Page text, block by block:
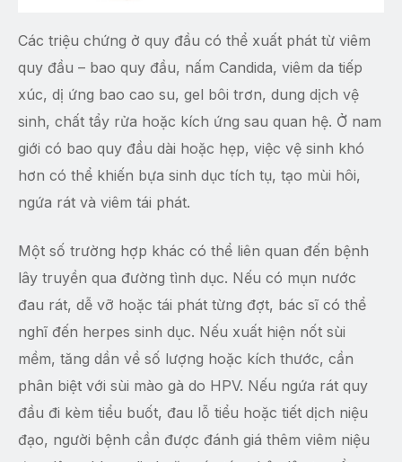
Các triệu chứng ở quy đầu có thể xuất phát từ viêm
quy đầu – bao quy đầu, nấm Candida, viêm da tiếp
xúc, dị ứng bao cao su, gel bôi trơn, dung dịch vệ
sinh, chất tẩy rửa hoặc kích ứng sau quan hệ. Ở nam
giới có bao quy đầu dài hoặc hẹp, việc vệ sinh khó
hơn có thể khiến bựa sinh dục tích tụ, tạo mùi hôi,
ngứa rát và viêm tái phát.
Một số trường hợp khác có thể liên quan đến bệnh
lây truyền qua đường tình dục. Nếu có mụn nước
đau rát, dễ vỡ hoặc tái phát từng đợt, bác sĩ có thể
nghĩ đến herpes sinh dục. Nếu xuất hiện nốt sùi
mềm, tăng dần về số lượng hoặc kích thước, cần
phân biệt với sùi mào gà do HPV. Nếu ngứa rát quy
đầu đi kèm tiểu buốt, đau lỗ tiểu hoặc tiết dịch niệu
đạo, người bệnh cần được đánh giá thêm viêm niệu